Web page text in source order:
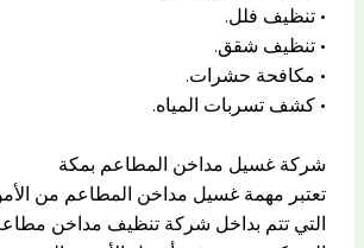
• تنظيف فلل.
• تنظيف شقق.
• مكافحة حشرات.
• كشف تسربات المياه.
شركة غسيل مداخن المطاعم بمكة
تعتبر مهمة غسيل مداخن المطاعم من
التي تتم بداخل شركة تنظيف مداخن